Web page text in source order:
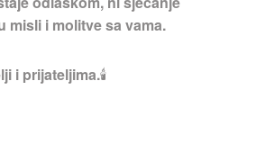
misli i molitve sa vama.
i prijateljima.🕯